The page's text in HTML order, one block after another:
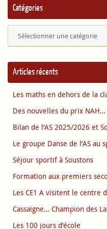
Catégories
Articles récents
Les maths en dehors de la
Des nouvelles du prix NAH…
Bilan de l’AS 2025/2026 et
Le groupe Danse de l’AS au
Séjour sportif à Soustons
Formation aux premiers
Les CE1 A visitent le centre
Cassaigne… Champion des
Les 100 jours d’école